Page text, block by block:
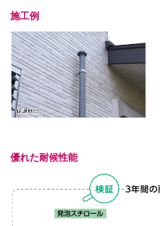
施工例
優れた耐候性能